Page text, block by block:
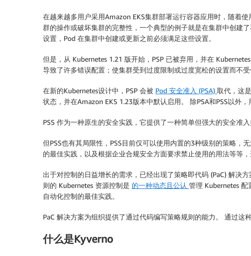
在越来越多用户采用Amazon EKS集群部署运行容器应用时，随着
群的操作或破坏集群的完整性，一个典型的例子就是在集群中创建
设置，Pod 在集群中创建或更新之前必须满足这些设置。
但是，从 Kubernetes 1.21 版开始，PSP 已被弃用，并在
导致了许多错误配置；使集群受到过度限制或过度宽松的设置而不
在新的Kubernetes设计中，PSP 会被 Pod 安全准入 (PSA) 取代，这
状态，并在Amazon EKS 1.23版本中默认启用。 除PSA和PSS以外
PSS 作为一种原生的安全实践，它提供了一种简单但强大的安全准
但PSS也有其局限性，PSS目前仅可以使用内置的3种级别的策略
的最佳实践，以及根据企业合规安全方面要求禁止使用的用法等等
出于对控制的日益增长的需求，已经出现了策略即代码 (PaC) 解决
则的 Kubernetes 资源控制是 的一种动态且公认 管理 Kubernetes 配
自动化控制的最佳实践。
PaC 解决方案为组织提供了通过代码编写策略规则的能力。 通过这
什么是Kyverno